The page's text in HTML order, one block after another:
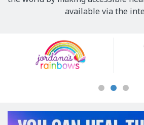
available via the
Sponsors